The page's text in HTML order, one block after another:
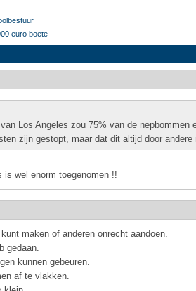
euro boete
Los Angeles zou 75% van de nepbommen
zijn gestopt, maar dat dit altijd door
is wel enorm toegenomen !!
maken of anderen onrecht aandoen.
gedaan.
kunnen gebeuren.
af te vlakken.